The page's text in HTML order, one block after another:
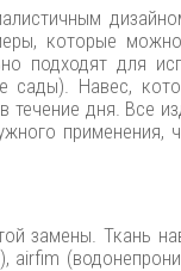
которые
подходят для
сады). Навес,
течение дня. Все
применения,
замены. Ткань
airfim